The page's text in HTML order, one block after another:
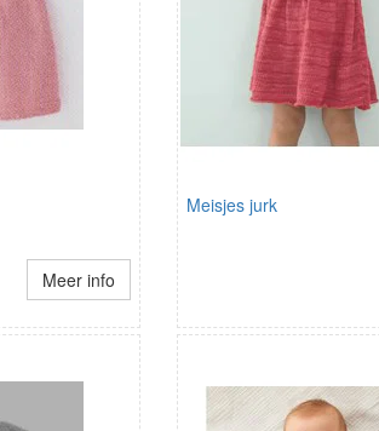
Meer info
Meisjes jurk